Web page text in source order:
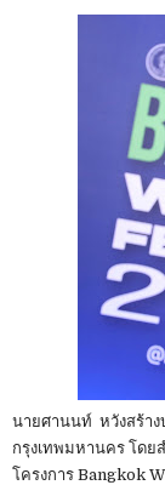
นายศานนท์ หวังสร้าง
กรุงเทพมหานคร โดย
โครงการ Bangkok